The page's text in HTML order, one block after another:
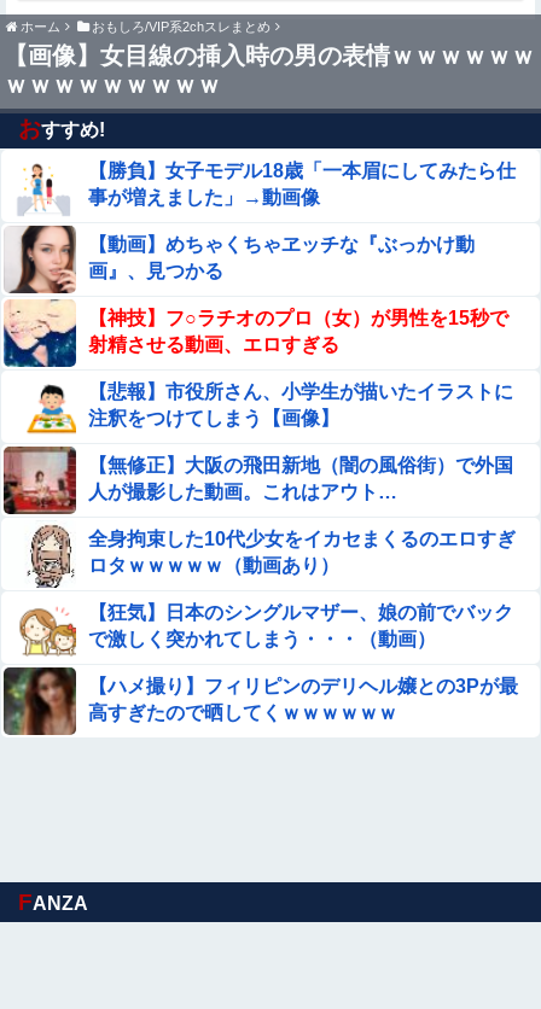
【悲報】消費税減税に反対している自民党議員9
人が判明ｗｗｗｗｗｗ
【画像】閉店間際の回転ずし、ネタの量がバグってると話
題にｗｗｗｗｗ
【驚愕】 挿入した瞬間「あっ失敗したな」ってなるま○こ
ｗｗｗｗｗｗｗｗｗｗｗｗｗｗｗｗ
【朗報】誤って脳幹を摘出された女性､重篤な植物状態だ
が､意識は正常で何かを思考していると判明
さんま「どこでもドア？あれ不便やで」他
【閲覧注意】アホすぎるインド人、ライフルの銃口を
覗いてしまう・・・・・（動画あり）
【盗撮】日本の花嫁のウェディングドレス着替え動画、と
んでもない神乳だと海外で話題に
【正論】ホリエモン、移民受け入れ反対派にブチギレ→ス
タジオ誰も反論できず沈黙
ティアーユ・ルナティークの中出しエ●チのエ□画像 500枚
【ToLOVEる -とらぶる-】
義実家に里帰り世話になってはどうかと言われてかなり悩
んでいる
半年ほど話してた女性店員が最低限の業務会話しか返して
1～2個しか使わないけど本当に20であってる？」 取専
「あってる」→結果『こう』なったんだがコレワイが悪い
ホーム おもしろ/VIP系2chスレまとめ
【画像】女目線の挿入時の男の表情ｗｗｗｗｗｗ
ｗｗｗｗｗｗｗｗｗ
おすすめ!
【勝負】女子モデル18歳「一本眉にしてみたら仕
事が増えました」→動画像
【動画】めちゃくちゃヱッチな『ぶっかけ動
画』、見つかる
【神技】フ○ラチオのプロ（女）が男性を15秒で
射精させる動画、エロすぎる
【悲報】市役所さん、小学生が描いたイラストに
注釈をつけてしまう【画像】
【無修正】大阪の飛田新地（闇の風俗街）で外国
人が撮影した動画。これはアウト…
全身拘束した10代少女をイカセまくるのエロすぎ
ロタｗｗｗｗｗ（動画あり）
【狂気】日本のシングルマザー、娘の前でバック
で激しく突かれてしまう・・・（動画）
【ハメ撮り】フィリピンのデリヘル嬢との3Pが最
高すぎたので晒してくｗｗｗｗｗｗ
FANZA